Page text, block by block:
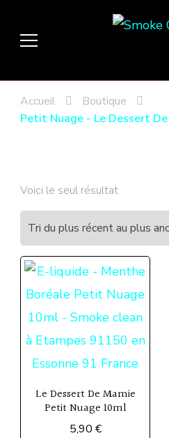
Accueil
Boutique
Petit Nuage - Le Dessert
Voici le seul résultat
Le Dessert De Mamie
Petit Nuage 10ml
5,90 €